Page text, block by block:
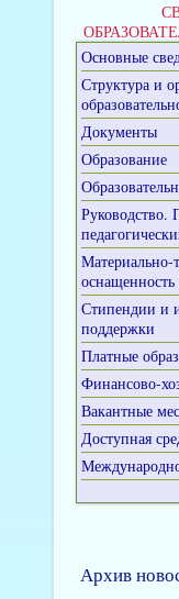
Основные
Структура и
Документы
Образование
Руководство.
Материально-
оснащенность
Стипендии и
поддержки
Платные
Финансово-
Вакантные
Доступная
Архив